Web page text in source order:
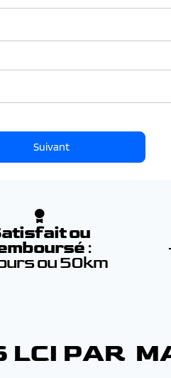
Suivant
ou
:
ou 50km
LCI PAR